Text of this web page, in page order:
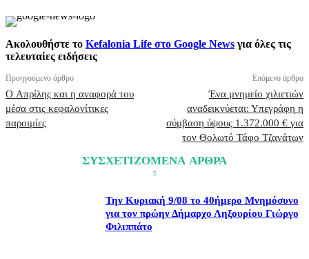
Ακολουθήστε το Kefalonia Life στο Google News για όλες τις
τελευταίες ειδήσεις
Προηγούμενο άρθρο
Ο Απρίλης και η αναφορά του
μέσα στις κεφαλονίτικες
παροιμίες
Επόμενο άρθρο
Ένα μνημείο χιλιετιών
αναδεικνύεται: Υπεγράφη η
σύμβαση ύψους 1.372.000 € για
τον Θολωτό Τάφο Τζανάτων
ΣΥΣΧΕΤΙΖΟΜΕΝΑ ΑΡΘΡΑ
Την Κυριακή 9/08 το 40ήμερο Μνημόσυνο
για τον πρώην Δήμαρχο Ληξουρίου Γιώργο
Φιλιππάτο